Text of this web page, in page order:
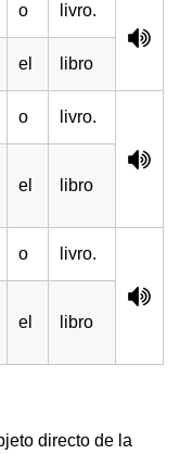
o livro.
el libro
o livro.
el libro
o livro.
el libro
directo de la